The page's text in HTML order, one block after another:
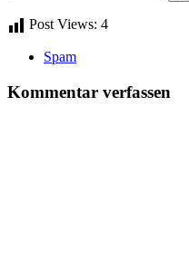
Post Views: 4
Spam
Kommentar verfassen